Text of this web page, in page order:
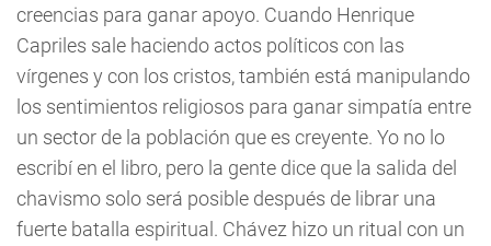
creencias para ganar apoyo. Cuando Henrique
Capriles sale haciendo actos políticos con las
vírgenes y con los cristos, también está manipulando
los sentimientos religiosos para ganar simpatía entre
un sector de la población que es creyente. Yo no lo
escribí en el libro, pero la gente dice que la salida del
chavismo solo será posible después de librar una
fuerte batalla espiritual. Chávez hizo un ritual con un